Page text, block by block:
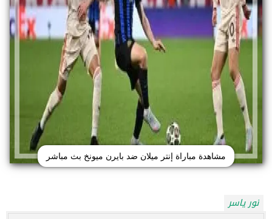
مشاهدة مباراة إنتر ميلان ضد بايرن ميونخ بث مباشر
نور ياسر